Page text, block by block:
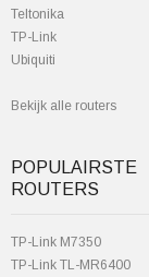
Teltonika
TP-Link
Ubiquiti
Bekijk alle routers
POPULAIRSTE
ROUTERS
TP-Link M7350
TP-Link TL-MR6400